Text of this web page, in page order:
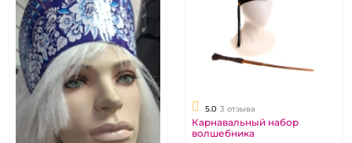
5.0 3 отзыва
Карнавальный набор
волшебника